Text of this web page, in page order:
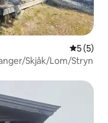
5 (5)
Skjåk/Lom/Stryn